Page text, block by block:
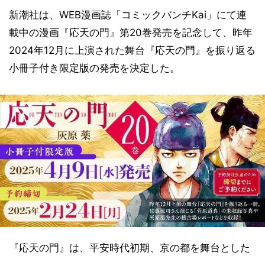
新潮社は、WEB漫画誌「コミックバンチKai」にて連
載中の漫画『応天の門』第20巻発売を記念して、昨年
2024年12月に上演された舞台『応天の門』を振り返る
小冊子付き限定版の発売を決定した。
『応天の門』は、平安時代初期、京の都を舞台とした